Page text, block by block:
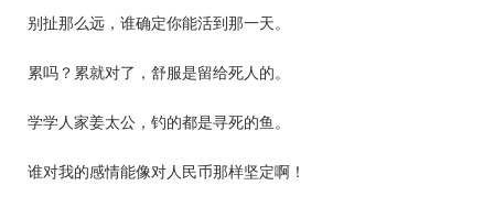
别扯那么远，谁确定你能活到那一天。
累吗？累就对了，舒服是留给死人的。
学学人家姜太公，钓的都是寻死的鱼。
谁对我的感情能像对人民币那样坚定啊！